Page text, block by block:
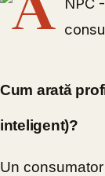
Cum arată
inteligent)?
Un